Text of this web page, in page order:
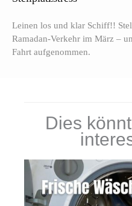
Leinen los und klar Schiff!!
Ramadan-Verkehr im März –
Fahrt aufgenommen.
Dies